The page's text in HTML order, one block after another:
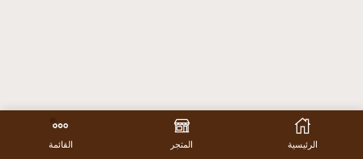
الرئيسية المتجر القائمة